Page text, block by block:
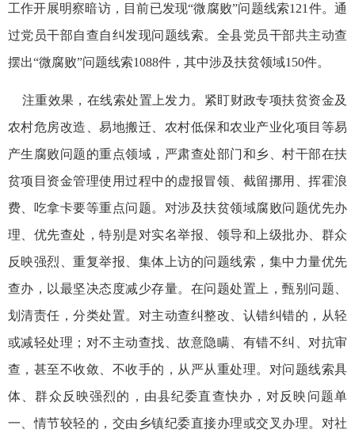
工作开展明察暗访，目前已发现“微腐败”问题线索121件。通
过党员干部自查自纠发现问题线索。全县党员干部共主动查
摆出“微腐败”问题线索1088件，其中涉及扶贫领域150件。
注重效果，在线索处置上发力。紧盯财政专项扶贫资金及
农村危房改造、易地搬迁、农村低保和农业产业化项目等易
产生腐败问题的重点领域，严肃查处部门和乡、村干部在扶
贫项目资金管理使用过程中的虚报冒领、截留挪用、挥霍浪
费、吃拿卡要等重点问题。对涉及扶贫领域腐败问题优先办
理、优先查处，特别是对实名举报、领导和上级批办、群众
反映强烈、重复举报、集体上访的问题线索，集中力量优先
查办，以最坚决态度减少存量。在问题处置上，甄别问题、
划清责任，分类处置。对主动查纠整改、认错纠错的，从轻
或减轻处理；对不主动查找、故意隐瞒、有错不纠、对抗审
查，甚至不收敛、不收手的，从严从重处理。对问题线索具
体、群众反映强烈的，由县纪委直查快办，对反映问题单
一、情节较轻的，交由乡镇纪委直接办理或交叉办理。对社